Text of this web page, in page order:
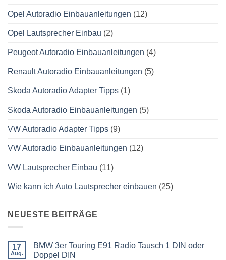
Opel Autoradio Einbauanleitungen (12)
Opel Lautsprecher Einbau (2)
Peugeot Autoradio Einbauanleitungen (4)
Renault Autoradio Einbauanleitungen (5)
Skoda Autoradio Adapter Tipps (1)
Skoda Autoradio Einbauanleitungen (5)
VW Autoradio Adapter Tipps (9)
VW Autoradio Einbauanleitungen (12)
VW Lautsprecher Einbau (11)
Wie kann ich Auto Lautsprecher einbauen (25)
NEUESTE BEITRÄGE
17
Aug.
BMW 3er Touring E91 Radio Tausch 1 DIN oder
Doppel DIN